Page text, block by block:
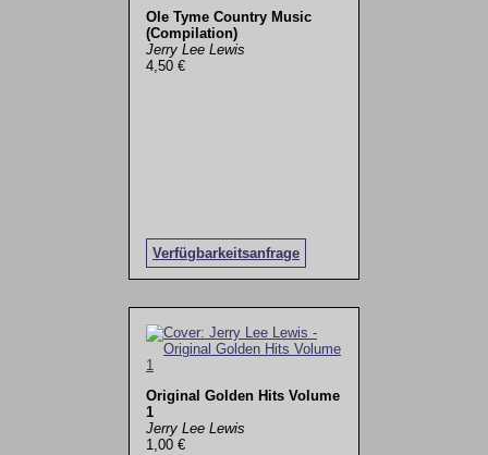
Ole Tyme Country Music
(Compilation)
Jerry Lee Lewis
4,50 €
Verfügbarkeitsanfrage
Original Golden Hits Volume
1
Jerry Lee Lewis
1,00 €